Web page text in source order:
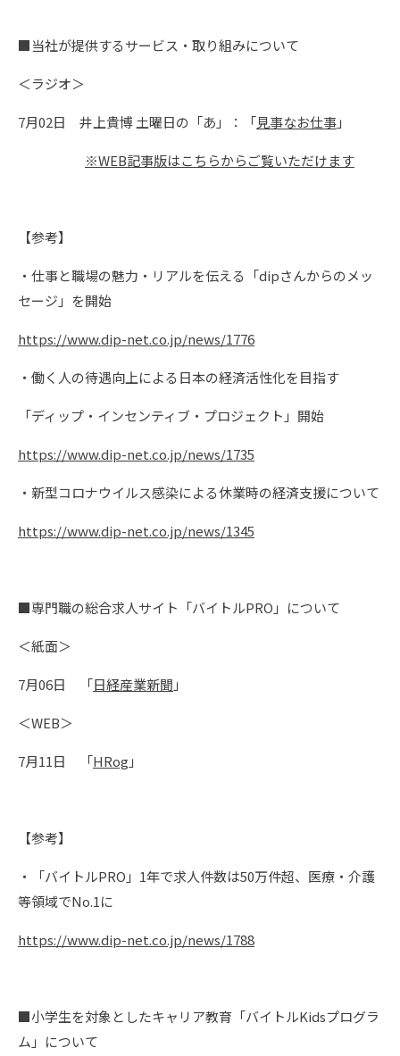
■当社が提供するサービス・取り組みについて
＜ラジオ＞
7月02日 井上貴博 土曜日の「あ」：「見事なお仕事」
※WEB記事版はこちらからご覧いただけます
【参考】
・仕事と職場の魅力・リアルを伝える「dipさんからのメッ
セージ」を開始
https://www.dip-net.co.jp/news/1776
・働く人の待遇向上による日本の経済活性化を目指す
「ディップ・インセンティブ・プロジェクト」開始
https://www.dip-net.co.jp/news/1735
・新型コロナウイルス感染による休業時の経済支援について
https://www.dip-net.co.jp/news/1345
■専門職の総合求人サイト「バイトルPRO」について
＜紙面＞
7月06日 「日経産業新聞 」
＜WEB＞
7月11日 「HRog 」
【参考】
・「バイトルPRO」1年で求人件数は50万件超、医療・介護
等領域でNo.1に
https://www.dip-net.co.jp/news/1788
■小学生を対象としたキャリア教育「バイトルKidsプログラ
ム」について